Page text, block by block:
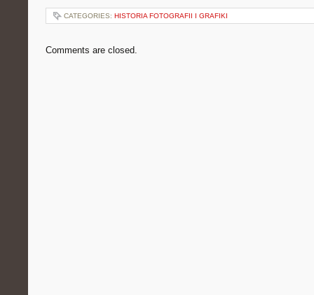
CATEGORIES: HISTORIA FOTOGRAFII I GRAFIKI
Comments are closed.